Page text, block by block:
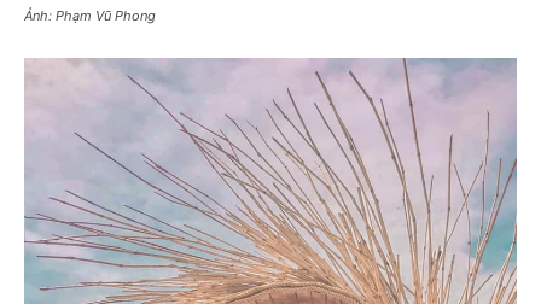
Ảnh: Phạm Vũ Phong